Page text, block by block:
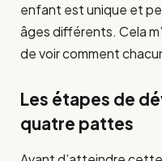
enfant est unique et
âges différents. Cela
de voir comment
Les étapes de
quatre pattes